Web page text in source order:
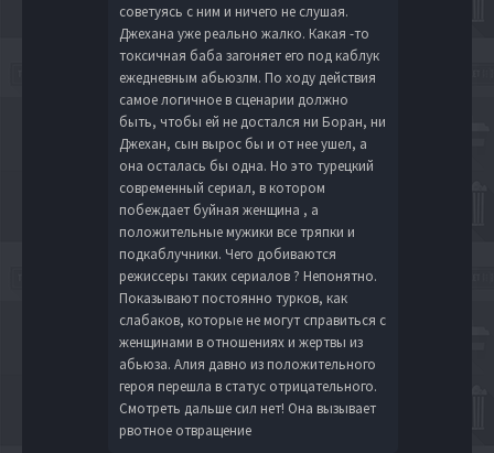
советуясь с ним и ничего не слушая.
Джехана уже реально жалко. Какая -то
токсичная баба загоняет его под каблук
ежедневным абьюзлм. По ходу действия
самое логичное в сценарии должно
быть, чтобы ей не достался ни Боран, ни
Джехан, сын вырос бы и от нее ушел, а
она осталась бы одна. Но это турецкий
современный сериал, в котором
побеждает буйная женщина , а
положительные мужики все тряпки и
подкаблучники. Чего добиваются
режиссеры таких сериалов ? Непонятно.
Показывают постоянно турков, как
слабаков, которые не могут справиться с
женщинами в отношениях и жертвы из
абьюза. Алия давно из положительного
героя перешла в статус отрицательного.
Смотреть дальше сил нет! Она вызывает
рвотное отвращение